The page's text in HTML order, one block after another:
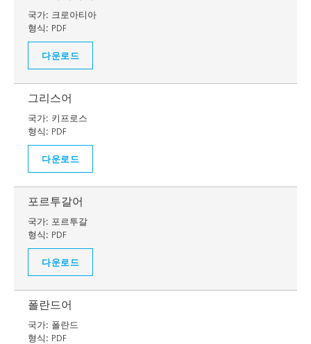
국가: 크로아티아
형식: PDF
다운로드
그리스어
국가: 키프로스
형식: PDF
다운로드
포르투갈어
국가: 포르투갈
형식: PDF
다운로드
폴란드어
국가: 폴란드
형식: PDF